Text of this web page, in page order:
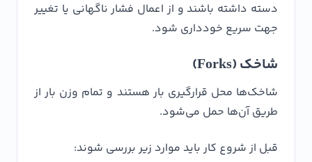
دسته داشته باشند و از اعمال فشار ناگهانی یا تغییر
جهت سریع خودداری شود.
شاخک (Forks)
شاخک‌ها محل قرارگیری بار هستند و تمام وزن بار از
طریق آن‌ها حمل می‌شود.
قبل از شروع کار باید موارد زیر بررسی شوند: